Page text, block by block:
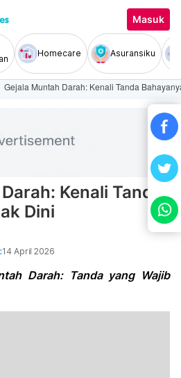
Masuk
Homecare Asuransiku
Gejala Muntah Darah: Kenali Tanda
Kenali Tanda
Dini
14 April 2026
Darah: Tanda yang Wajib